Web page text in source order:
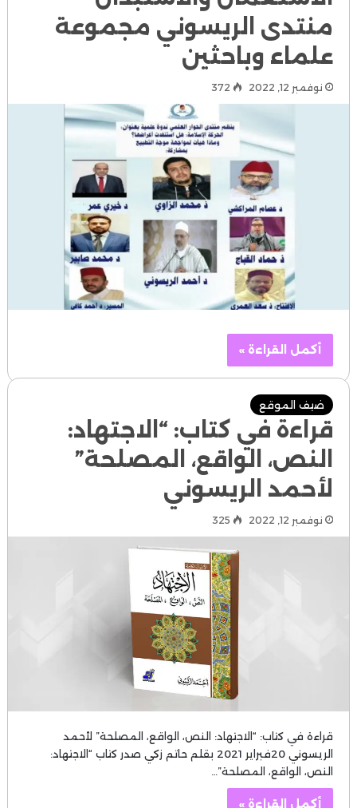
منتدى الريسوني مجموعة
علماء وباحثين
نوفمبر 12, 2022 372
أكمل القراءة »
ضيف الموقع
قراءة في كتاب: “الاجتهاد:
النص، الواقع، المصلحة”
لأحمد الريسوني
نوفمبر 12, 2022 325
قراءة في كتاب: “الاجتهاد: النص، الواقع، المصلحة” لأحمد
الريسوني 20فبراير 2021 بقلم حاتم زكي صدر كتاب “الاجتهاد:
النص، الواقع، المصلحة”…
أكمل القراءة »